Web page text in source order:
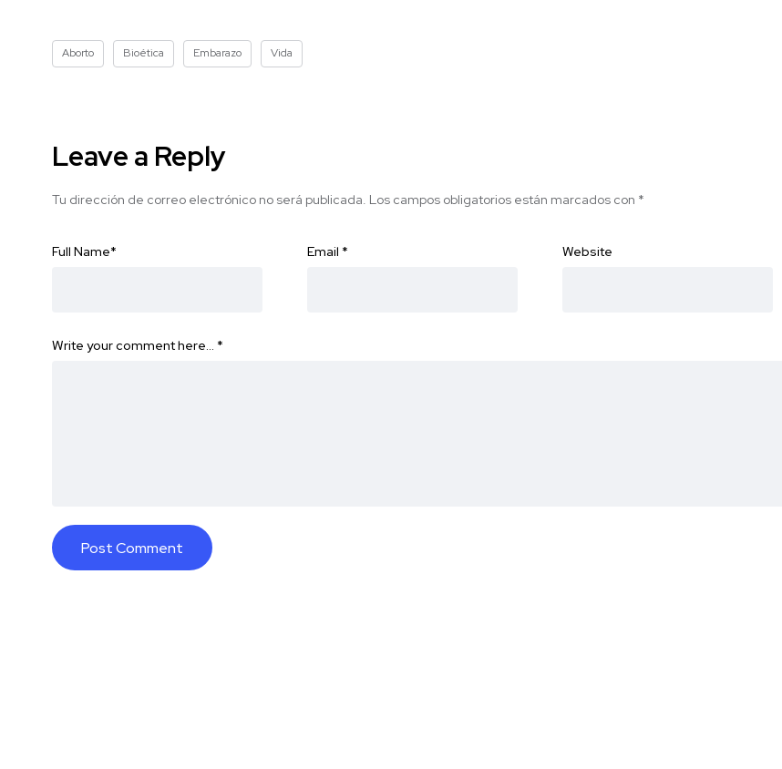
Aborto Bioética Embarazo Vida
Leave a Reply
Tu dirección de correo electrónico no será publicada. Los campos obligatorios están marcados con *
Full Name* Email * Website
Write your comment here… *